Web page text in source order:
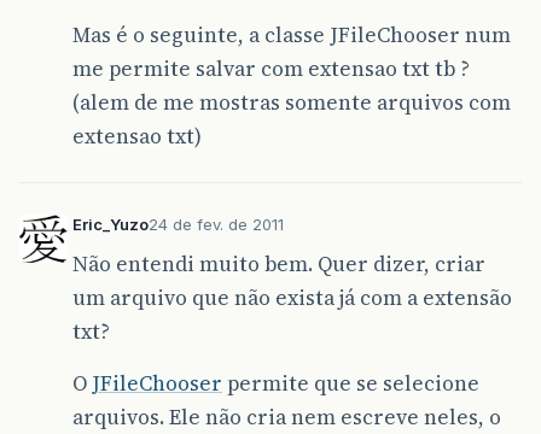
Mas é o seguinte, a classe JFileChooser num
me permite salvar com extensao txt tb ?
(alem de me mostras somente arquivos com
extensao txt)
Eric_Yuzo24 de fev. de 2011
Não entendi muito bem. Quer dizer, criar
um arquivo que não exista já com a extensão
txt?
O JFileChooser permite que se selecione
arquivos. Ele não cria nem escreve neles, o